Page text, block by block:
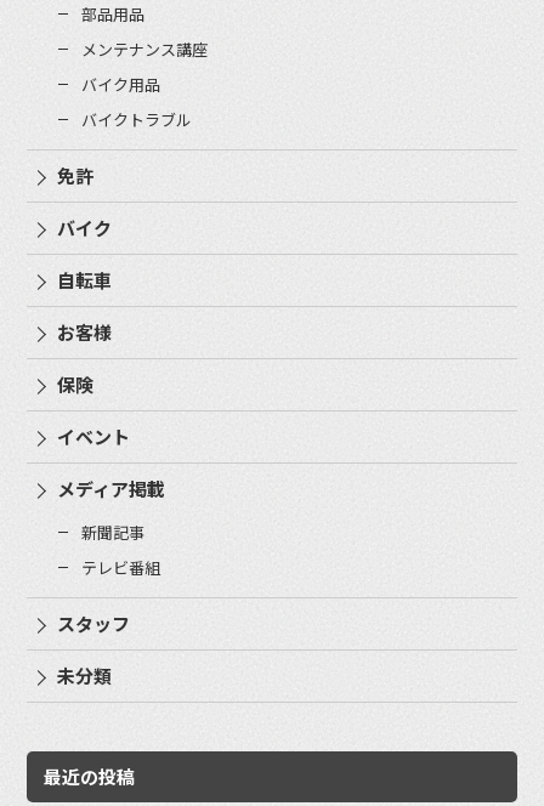
部品用品
メンテナンス講座
バイク用品
バイクトラブル
免許
バイク
自転車
お客様
保険
イベント
メディア掲載
新聞記事
テレビ番組
スタッフ
未分類
最近の投稿